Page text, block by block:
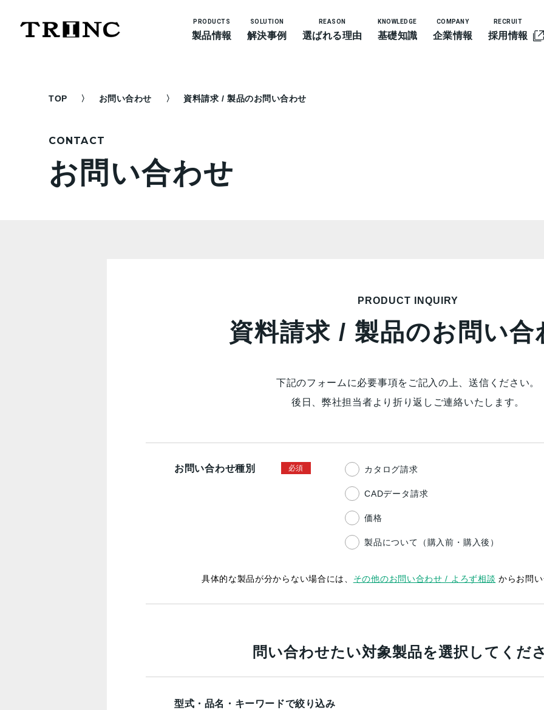
PRODUCTS
製品情報
SOLUTION
解決事例
REASON
選ばれる理由
KNOWLEDGE
基礎知識
COMPANY
企業情報
RECRUIT
採用情報
TOP お問い合わせ 資料請求 / 製品のお問い合わせ
CONTACT
お問い合わせ
PRODUCT INQUIRY
資料請求 / 製品のお問い合
下記のフォームに必要事項をご記入の上、送信ください。
後日、弊社担当者より折り返しご連絡いたします。
お問い合わせ種別 カタログ請求
CADデータ請求
価格
製品について（購入前・購入後）
具体的な製品が分からない場合には、 その他のお問い合わせ / よろず相談 からお問
問い合わせたい対象製品を選択してくだ
型式・品名・キーワードで絞り込み